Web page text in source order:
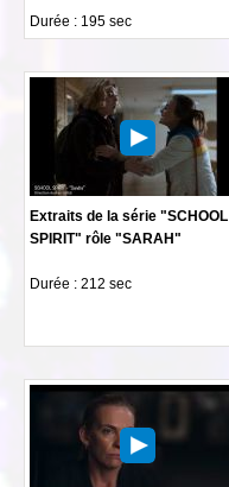
Durée : 195 sec
Extraits de la série "SCHOOL
SPIRIT" rôle "SARAH"
Durée : 212 sec